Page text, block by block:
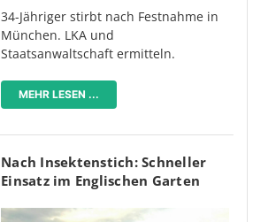
34-Jähriger stirbt nach Festnahme in
München. LKA und
Staatsanwaltschaft ermitteln.
MEHR LESEN ...
Nach Insektenstich: Schneller
Einsatz im Englischen Garten